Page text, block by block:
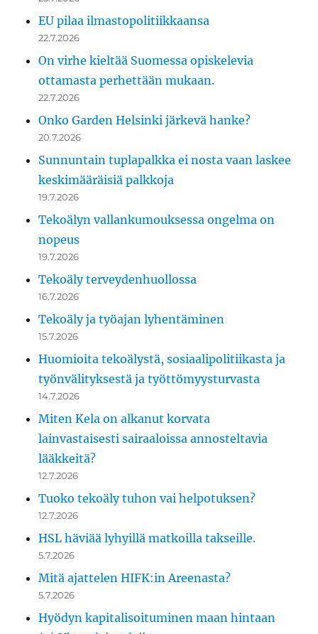
EU pilaa ilmastopolitiikkaansa
22.7.2026
On virhe kieltää Suomessa opiskelevia
ottamasta perhettään mukaan.
22.7.2026
Onko Garden Helsinki järkevä hanke?
20.7.2026
Sunnuntain tuplapalkka ei nosta vaan laskee
keskimääräisiä palkkoja
19.7.2026
Tekoälyn vallankumouksessa ongelma on
nopeus
19.7.2026
Tekoäly terveydenhuollossa
16.7.2026
Tekoäly ja työajan lyhentäminen
15.7.2026
Huomioita tekoälystä, sosiaalipolitiikasta ja
työnvälityksestä ja työttömyysturvasta
14.7.2026
Miten Kela on alkanut korvata
lainvastaisesti sairaaloissa annosteltavia
lääkkeitä?
12.7.2026
Tuoko tekoäly tuhon vai helpotuksen?
12.7.2026
HSL häviää lyhyillä matkoilla takseille.
5.7.2026
Mitä ajattelen HIFK:in Areenasta?
5.7.2026
Hyödyn kapitalisoituminen maan hintaan